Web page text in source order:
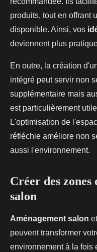
produits, tout en offrant
disponible. Ainsi, vos
deviennent plus
En outre, la création
intégré peut servir non
supplémentaire mais
est particulièrement
L'optimisation de
réfléchie améliore non
aussi l'environnement.
Créer des zones
salon
Aménagement salon
peuvent transformer
environnement à la fois